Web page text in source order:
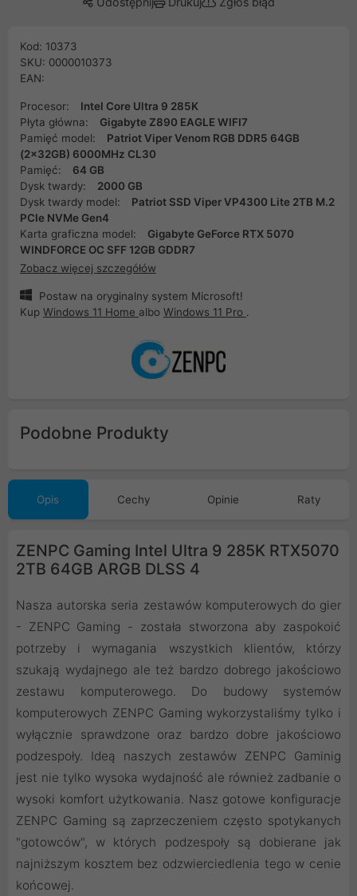
Kod: 10373
SKU: 0000010373
EAN:
Procesor:
Intel Core Ultra 9 285K
Płyta główna:
Gigabyte Z890 EAGLE WIFI7
Pamięć model:
Patriot Viper Venom RGB DDR5 64GB
(2x32GB) 6000MHz CL30
Pamięć:
64 GB
Dysk twardy:
2000 GB
Dysk twardy model:
Patriot SSD Viper VP4300 Lite 2TB M.2
PCIe NVMe Gen4
Karta graficzna model:
Gigabyte GeForce RTX 5070
WINDFORCE OC SFF 12GB GDDR7
Zobacz więcej szczegółów
Postaw na oryginalny system Microsoft!
Kup Windows 11 Home albo Windows 11 Pro .
Podobne Produkty
Opis Cechy Opinie Raty
ZENPC Gaming Intel Ultra 9 285K RTX5070
2TB 64GB ARGB DLSS 4
Nasza autorska seria zestawów komputerowych do gier
- ZENPC Gaming - została stworzona aby zaspokoić
potrzeby i wymagania wszystkich klientów, którzy
szukają wydajnego ale też bardzo dobrego jakościowo
zestawu komputerowego. Do budowy systemów
komputerowych ZENPC Gaming wykorzystaliśmy tylko i
wyłącznie sprawdzone oraz bardzo dobre jakościowo
podzespoły. Ideą naszych zestawów ZENPC Gaminig
jest nie tylko wysoka wydajność ale również zadbanie o
wysoki komfort użytkowania. Nasz gotowe konfiguracje
ZENPC Gaming są zaprzeczeniem często spotykanych
"gotowców", w których podzespoły są dobierane jak
najniższym kosztem bez odzwierciedlenia tego w cenie
końcowej.